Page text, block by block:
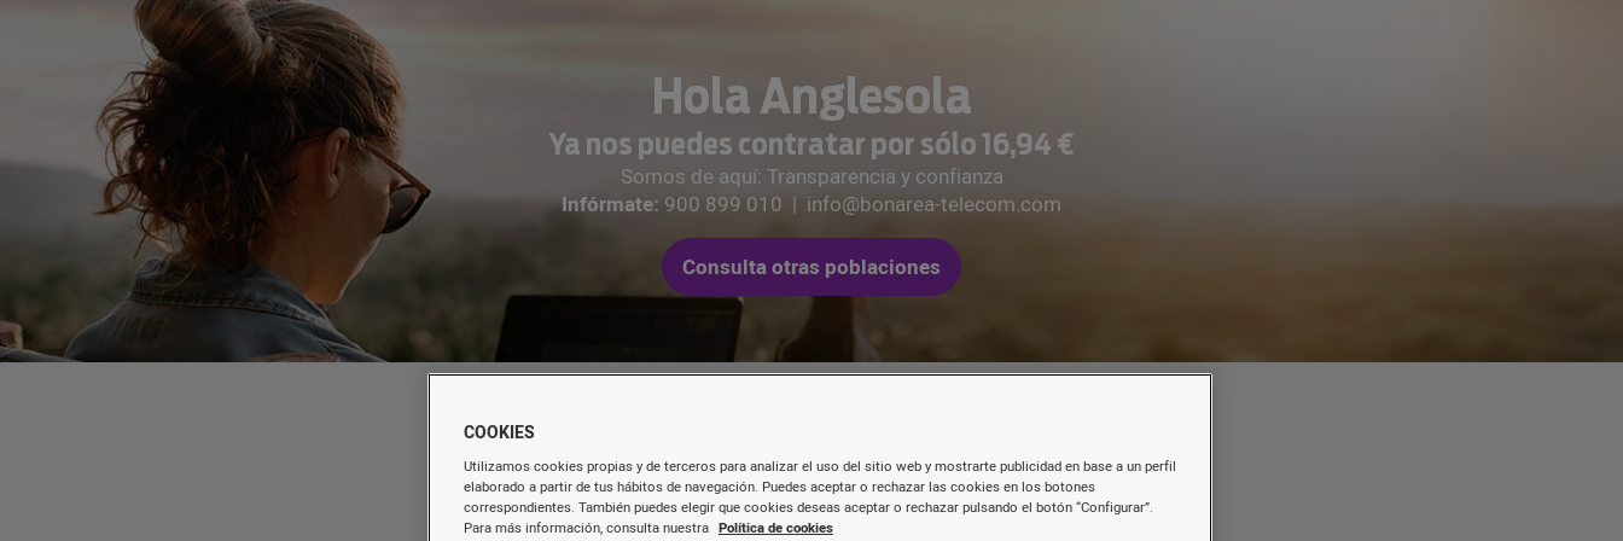
Hola Anglesola
Ya nos puedes contratar por sólo 16,94 €
Somos de aquí: Transparencia y confianza
Infórmate: 900 899 010 | info@bonarea-telecom.com
Consulta otras poblaciones
Les nostres tarifes defibra
COOKIES
Utilizamos cookies propias y de terceros para analizar el uso del sitio web y mostrarte publicidad en base a un perfil
elaborado a partir de tus hábitos de navegación. Puedes aceptar o rechazar las cookies en los botones
correspondientes. También puedes elegir que cookies deseas aceptar o rechazar pulsando el botón “Configurar”.
Para más información, consulta nuestra Política de cookies